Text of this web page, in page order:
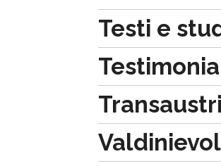
Testi e